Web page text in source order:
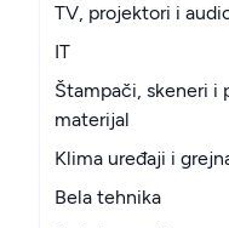
TV, projektori i
IT
Štampači, skeneri i
materijal
Klima uređaji i
Bela tehnika